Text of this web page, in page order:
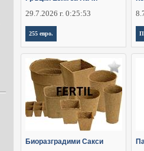
29.7.2026 г. 0:25:53
255 евро.
Биоразградими Сакси